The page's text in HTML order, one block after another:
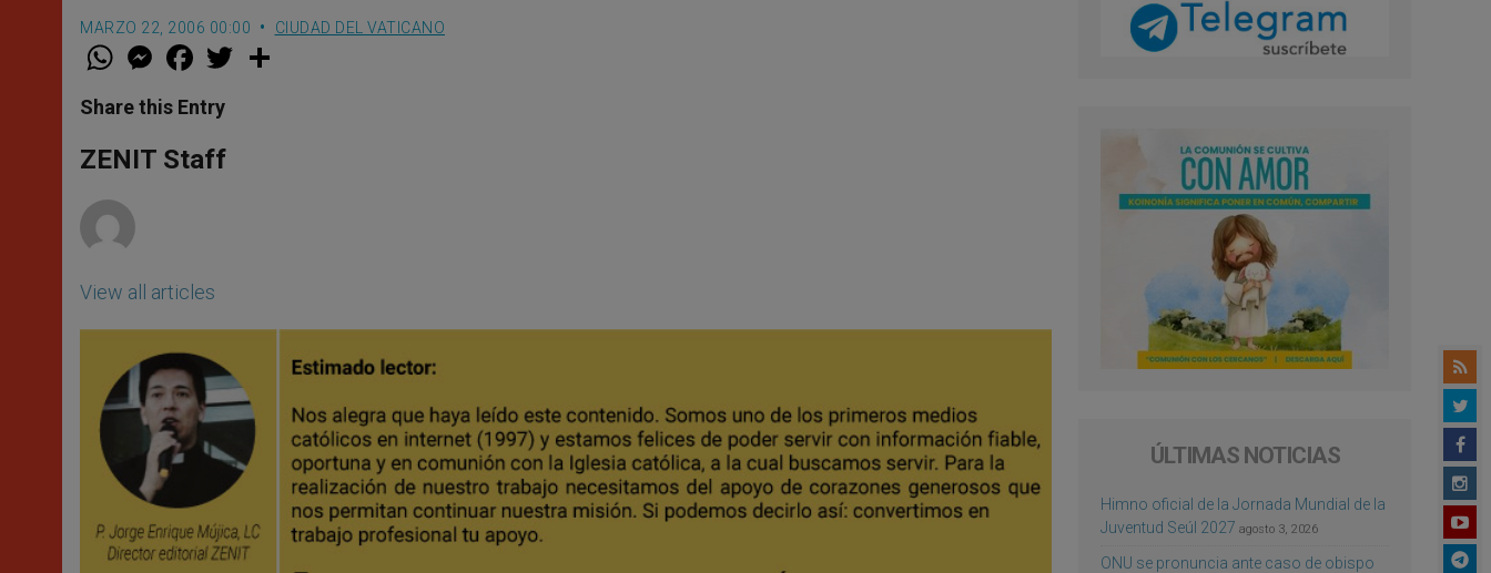
MARZO 22, 2006 00:00 CIUDAD DEL VATICANO
W
t
s
p
p
M
e
s
e
g
e
F
a
e
b
o
k
w
Share this Entry
ZENIT Staff
View all articles
ÚLTIMAS NOTICIAS
Himno oficial de la Jornada Mundial de la
Juventud Seúl 2027 agosto 3, 2026
ONU se pronuncia ante caso de obispo